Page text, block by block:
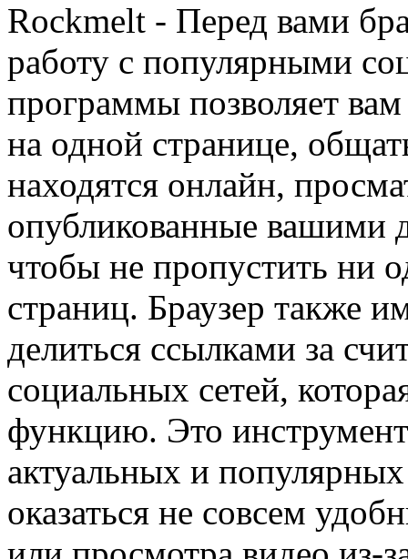
Rockmelt - Перед вами
работу с популярными
программы позволяет
на одной странице,
находятся онлайн,
опубликованные вашими
чтобы не пропустить ни
страниц. Браузер также
делиться ссылками за
социальных сетей,
функцию. Это
актуальных и
оказаться не совсем